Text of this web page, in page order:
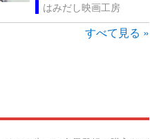
はみだし映画工房
すべて見る »